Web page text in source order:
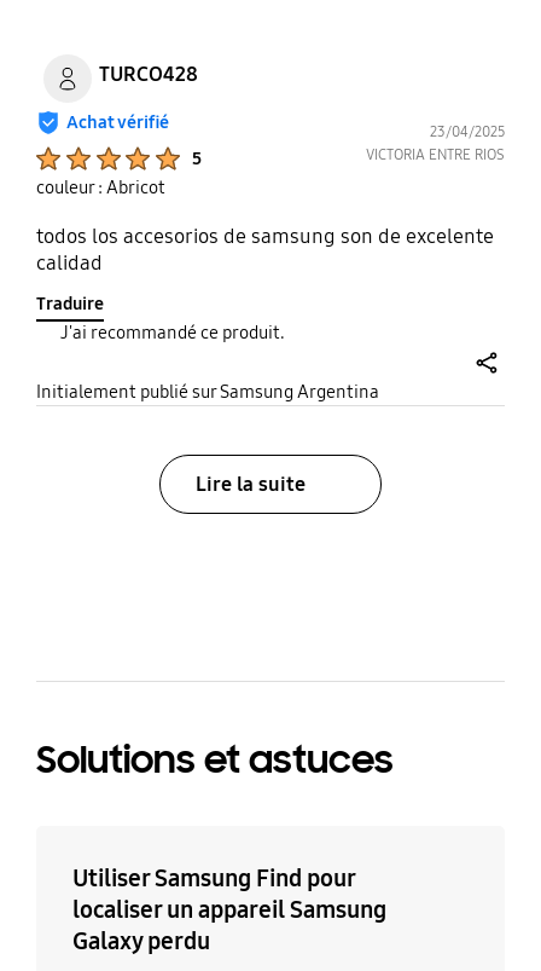
TURCO428
Achat vérifié
5
23/04/2025
VICTORIA ENTRE RIOS
couleur : Abricot
todos los accesorios de samsung son de excelente
calidad
Traduire
J'ai recommandé ce produit.
Initialement publié sur Samsung Argentina
Lire la suite
Solutions et astuces
Utiliser Samsung Find pour
localiser un appareil Samsung
Galaxy perdu